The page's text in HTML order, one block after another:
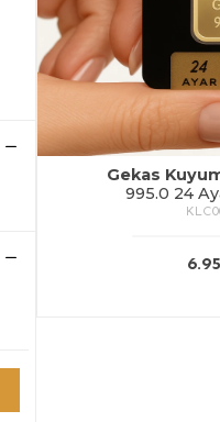
Gekas
995.0 24